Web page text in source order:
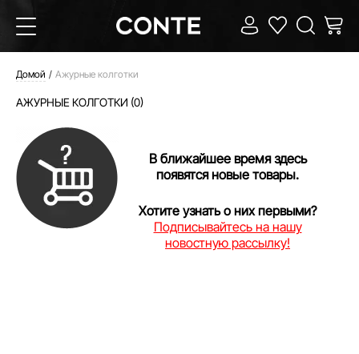
Домой Ажурные колготки
АЖУРНЫЕ КОЛГОТКИ (0)
В ближайшее время здесь
появятся новые товары.
Хотите узнать о них первыми?
Подписывайтесь на нашу
новостную рассылку!